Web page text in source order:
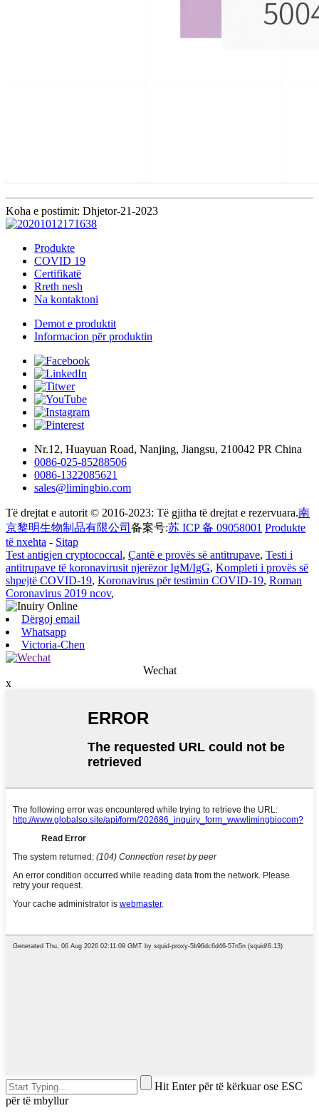
Koha e postimit: Dhjetor-21-2023
Produkte
COVID 19
Certifikatë
Rreth nesh
Na kontaktoni
Demot e produktit
Informacion për produktin
Nr.12, Huayuan Road, Nanjing, Jiangsu, 210042 PR China
0086-025-85288506
0086-1322085621
sales@limingbio.com
Të drejtat e autorit © 2016-2023: Të gjitha të drejtat e rezervuara.南
京黎明生物制品有限公司 备案号:苏 ICP 备 09058001 Produkte
të nxehta - Sitap
Test antigjen cryptococcal, Çantë e provës së antitrupave, Testi i
antitrupave të koronavirusit njerëzor IgM/IgG, Kompleti i provës së
shpejtë COVID-19, Koronavirus për testimin COVID-19, Roman
Coronavirus 2019 ncov,
Dërgoj email
Whatsapp
Victoria-Chen
Wechat
x
Hit Enter për të kërkuar ose ESC
për të mbyllur